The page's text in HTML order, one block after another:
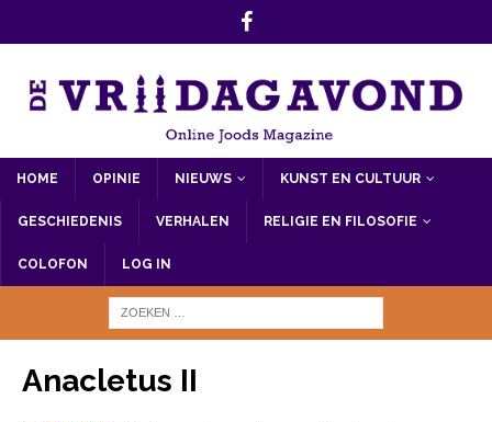
HOME OPINIE NIEUWS KUNST EN CULTUUR
GESCHIEDENIS VERHALEN RELIGIE EN FILOSOFIE
COLOFON LOG IN
Anacletus II